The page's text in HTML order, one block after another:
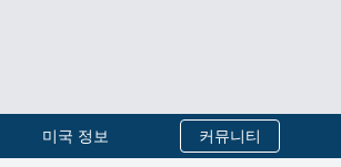
미국 정보 커뮤니티